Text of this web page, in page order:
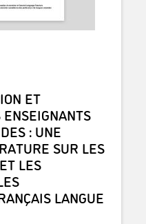
ET
: UNE
SUR LES
LES
LANGUE